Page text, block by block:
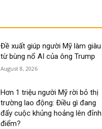
Đề xuất giúp người Mỹ làm giàu
từ bùng nổ AI của ông Trump
August 8, 2026
Hơn 1 triệu người Mỹ rời bỏ thị
trường lao động: Điều gì đang
đẩy cuộc khủng hoảng lên đỉnh
điểm?